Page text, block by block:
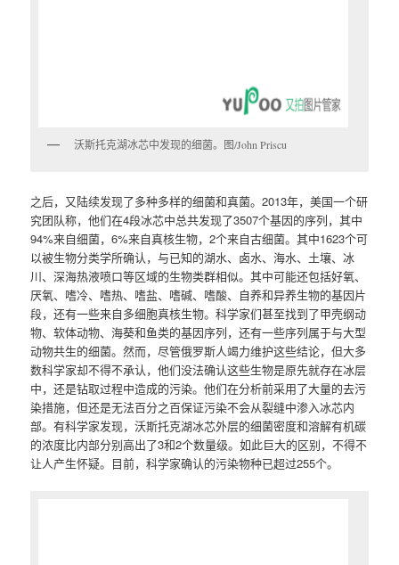
沃斯托克湖冰芯中发现的细菌。图/John Priscu
之后，又陆续发现了多种多样的细菌和真菌。2013年，美国一个研
究团队称，他们在4段冰芯中总共发现了3507个基因的序列，其中
94%来自细菌，6%来自真核生物，2个来自古细菌。其中1623个可
以被生物分类学所确认，与已知的湖水、卤水、海水、土壤、冰
川、深海热液喷口等区域的生物类群相似。其中可能还包括好氧、
厌氧、嗜冷、嗜热、嗜盐、嗜碱、嗜酸、自养和异养生物的基因片
段，还有一些来自多细胞真核生物。科学家们甚至找到了甲壳纲动
物、软体动物、海葵和鱼类的基因序列，还有一些序列属于与大型
动物共生的细菌。然而，尽管俄罗斯人竭力维护这些结论，但大多
数科学家却不得不承认，他们没法确认这些生物是原先就存在冰层
中，还是钻取过程中造成的污染。他们在分析前采用了大量的去污
染措施，但还是无法百分之百保证污染不会从裂缝中渗入冰芯内
部。有科学家发现，沃斯托克湖冰芯外层的细菌密度和溶解有机碳
的浓度比内部分别高出了3和2个数量级。如此巨大的区别，不得不
让人产生怀疑。目前，科学家确认的污染物种已超过255个。